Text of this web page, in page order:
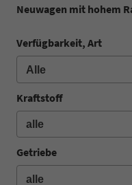
Neuwagen mit hohem
Verfügbarkeit, Art
Kraftstoff
Getriebe